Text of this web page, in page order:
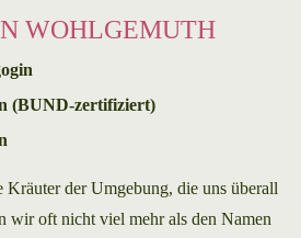
WOHLGEMUTH
(BUND-zertifiziert)
der Umgebung, die uns überall
wir oft nicht viel mehr als den Namen